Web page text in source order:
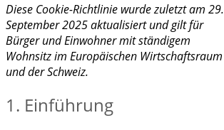
Diese Cookie-Richtlinie wurde zuletzt am 29.
September 2025 aktualisiert und gilt für
Bürger und Einwohner mit ständigem
Wohnsitz im Europäischen Wirtschaftsraum
und der Schweiz.
1. Einführung